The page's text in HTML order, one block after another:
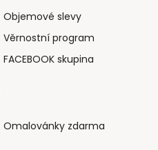
Objemové slevy
Věrnostní program
FACEBOOK skupina
Omalovánky zdarma